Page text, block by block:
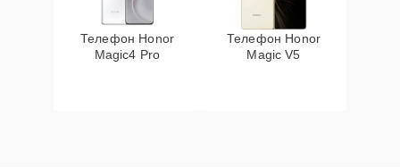
Телефон Honor
Magic4 Pro
Телефон Honor
Magic V5